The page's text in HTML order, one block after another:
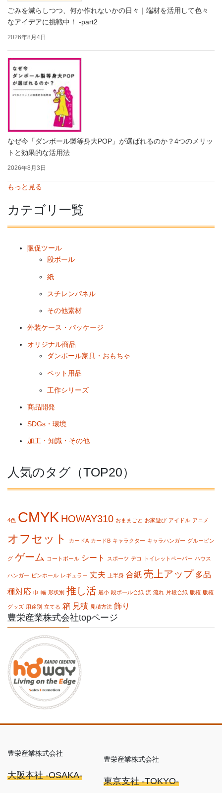
ごみを減らしつつ、何か作れないかの日々｜端材を活用して色々
なアイデアに挑戦中！ -part2
2026年8月4日
なぜ今「ダンボール製等身大POP」が選ばれるのか？4つのメリッ
トと効果的な活用法
2026年8月3日
もっと見る
カテゴリ一覧
販促ツール
段ボール
紙
スチレンパネル
その他素材
外装ケース・パッケージ
オリジナル商品
ダンボール家具・おもちゃ
ペット用品
工作シリーズ
商品開発
SDGs・環境
加工・知識・その他
人気のタグ（TOP20）
4色 CMYK HOWAY310 おままごと お家遊び アイドル アニメ
オフセット カードA カードB キャラクター キャラハンガー グルーピン
グ ゲーム コートボール シート スポーツ デコ トイレットペーパー ハウス
ハンガー ピンホール レギュラー 丈夫 上半身 合紙 売上アップ 多品
種対応 巾 幅 形状別 推し活 最小 段ボール合紙 流 流れ 片段合紙 版権 版権
グッズ 用途別 立てる 箱 見積 見積方法 飾り
豊栄産業株式会社topページ
豊栄産業株式会社
大阪本社 -OSAKA-
豊栄産業株式会社
東京支社 -TOKYO-